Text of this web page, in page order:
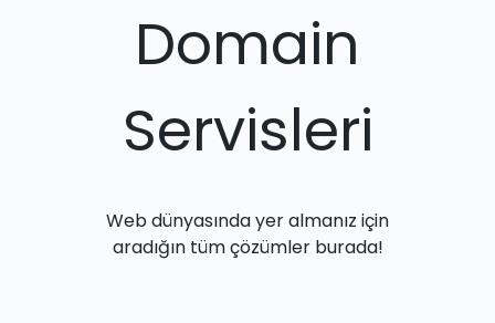
Domain
Servisleri
Web dünyasında yer almanız için
aradığın tüm çözümler burada!